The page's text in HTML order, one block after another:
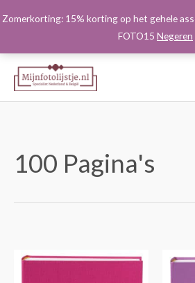
Zomerkorting: 15% korting op het gehele
FOTO15 Negeren
naar
100 Pagina's